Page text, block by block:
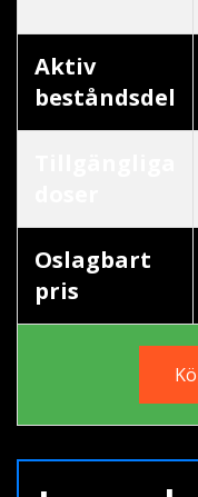
Aktiv
beståndsdel
Oslagbart
pris